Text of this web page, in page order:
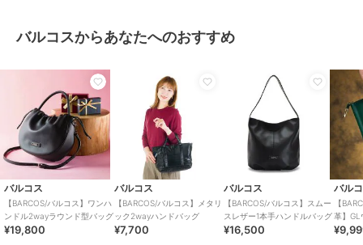
原産国 中国
バルコスからあなたへのおすすめ
バルコス
【BARCOS/バルコス】ワンハ
ンドル2wayラウンド型バッグ
¥19,800
バルコス
【BARCOS/バルコス】メタリ
ック2wayハンドバッグ
¥7,700
バルコス
【BARCOS/バルコス】スムー
スレザー1本手ハンドルバッグ
¥16,500
バル
【
革】GL
ザーコ